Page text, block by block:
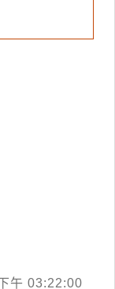
午 03:22:00